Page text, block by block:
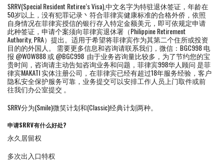
SRRV(Special Resident Retiree‘s Visa),中文名字为特驻退休签证，年龄在
50岁以上，没有犯罪记录丶符合菲律宾健康标准的合格外侨，依照
自身情况在菲律宾授信的银行存入特定金额美元，即可依规定申请
此种签证，申请个案须向菲律宾退休署（Philippine Retirement
Authority, PRA）提出。适用于希望将菲律宾作为其第二个住所或投资
目的的外国人。 需要更多信息和咨询请联系我们，微信：BGC998 电
报 @WOW888 或 @BGC998 由于业务咨询量比较多，为了节约您的宝
贵时间，咨询请主动告知咨询业务和问题，菲律宾998华人顾问 是菲
律宾MAKATI 实体注册公司，在菲律宾已经有超过18年服务经验，客户
隐私安全保护服务可靠，业务提交可以安排工作人员上门取件或前
往我们办公室提交 。
SRRV分为(Smile)微笑计划和(Classic)经典计划两种。
申请SRRV有什么好处?
永久居留权
多次出入口特权